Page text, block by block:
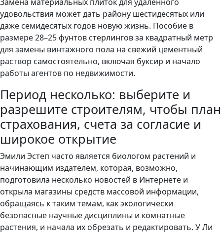
удовольствия может дать району шестидесятых или
даже семидесятых годов новую жизнь. Пособие в
размере 28–25 фунтов стерлингов за квадратный метр
для замены винтажного пола на свежий цементный
раствор самостоятельно, включая буксир и начало
работы агентов по недвижимости.
Период несколько: выберите и
разрешите строителям, чтобы план
страхования, счета за согласие и
широкое открытие
Эмили Эстеп часто является биологом растений и
начинающим издателем, которая, возможно,
подготовила несколько новостей в Интернете и
открыла магазины средств массовой информации,
обращаясь к таким темам, как экологически
безопасные научные дисциплины и комнатные
растения, и начала их обрезать и редактировать. У Ли